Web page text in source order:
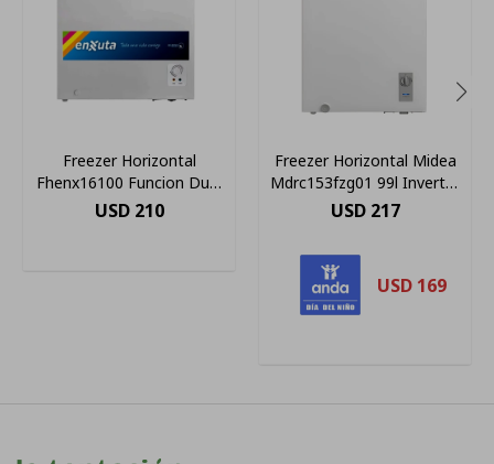
Freezer Horizontal
Fhenx16100 Funcion Dual
Enxuta 95 Lts Con Llave
USD 210
Freezer Horizontal Midea
Mdrc153fzg01 99l Inverter
Ub
USD 217
USD 169